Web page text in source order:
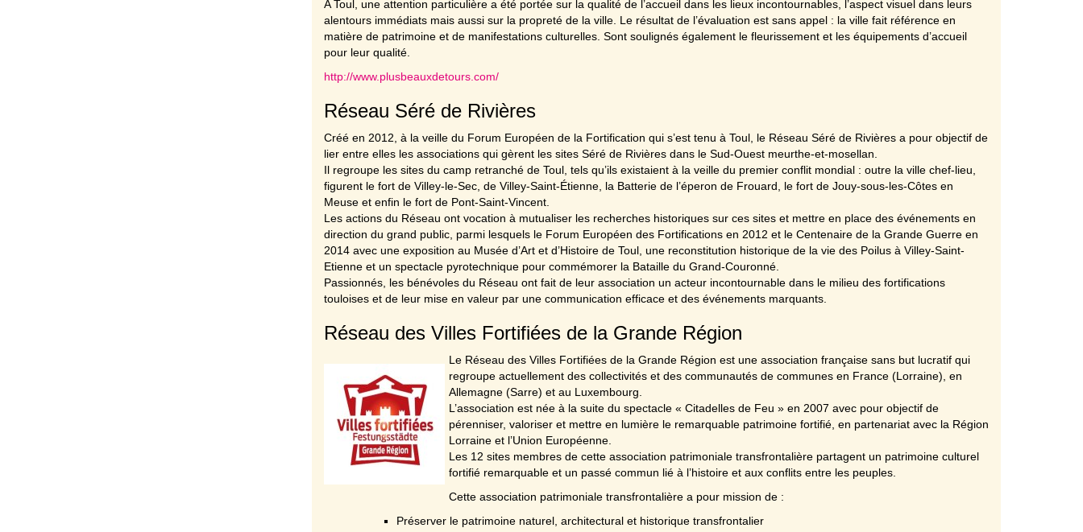
A Toul, une attention particulière a été portée sur la qualité de l’accueil dans les lieux incontournables, l’aspect visuel dans leurs
alentours immédiats mais aussi sur la propreté de la ville. Le résultat de l’évaluation est sans appel : la ville fait référence en
matière de patrimoine et de manifestations culturelles. Sont soulignés également le fleurissement et les équipements d’accueil
pour leur qualité.
http://www.plusbeauxdetours.com/
Réseau Séré de Rivières
Créé en 2012, à la veille du Forum Européen de la Fortification qui s’est tenu à Toul, le Réseau Séré de Rivières a pour objectif de
lier entre elles les associations qui gèrent les sites Séré de Rivières dans le Sud-Ouest meurthe-et-mosellan.
Il regroupe les sites du camp retranché de Toul, tels qu’ils existaient à la veille du premier conflit mondial : outre la ville chef-lieu,
figurent le fort de Villey-le-Sec, de Villey-Saint-Étienne, la Batterie de l’éperon de Frouard, le fort de Jouy-sous-les-Côtes en
Meuse et enfin le fort de Pont-Saint-Vincent.
Les actions du Réseau ont vocation à mutualiser les recherches historiques sur ces sites et mettre en place des événements en
direction du grand public, parmi lesquels le Forum Européen des Fortifications en 2012 et le Centenaire de la Grande Guerre en
2014 avec une exposition au Musée d’Art et d’Histoire de Toul, une reconstitution historique de la vie des Poilus à Villey-Saint-
Etienne et un spectacle pyrotechnique pour commémorer la Bataille du Grand-Couronné.
Passionnés, les bénévoles du Réseau ont fait de leur association un acteur incontournable dans le milieu des fortifications
touloises et de leur mise en valeur par une communication efficace et des événements marquants.
Réseau des Villes Fortifiées de la Grande Région
Le Réseau des Villes Fortifiées de la Grande Région est une association française sans but lucratif qui
regroupe actuellement des collectivités et des communautés de communes en France (Lorraine), en
Allemagne (Sarre) et au Luxembourg.
L’association est née à la suite du spectacle « Citadelles de Feu » en 2007 avec pour objectif de
pérenniser, valoriser et mettre en lumière le remarquable patrimoine fortifié, en partenariat avec la Région
Lorraine et l’Union Européenne.
Les 12 sites membres de cette association patrimoniale transfrontalière partagent un patrimoine culturel
fortifié remarquable et un passé commun lié à l’histoire et aux conflits entre les peuples.
Cette association patrimoniale transfrontalière a pour mission de :
Préserver le patrimoine naturel, architectural et historique transfrontalier